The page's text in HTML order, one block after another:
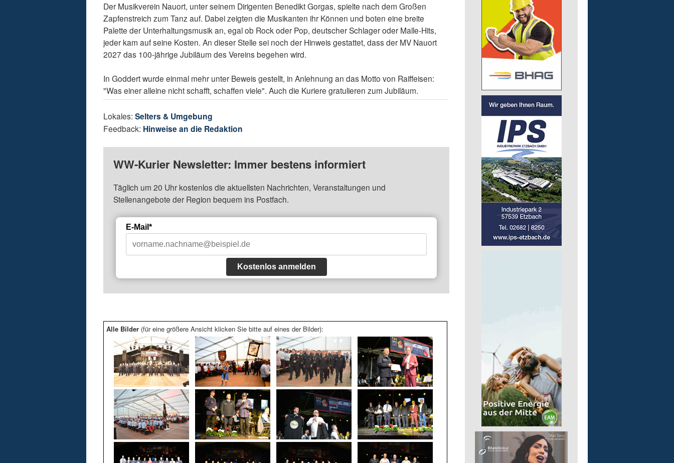
Der Musikverein Nauort, unter seinem Dirigenten Benedikt Gorgas, spielte nach dem Großen
Zapfenstreich zum Tanz auf. Dabei zeigten die Musikanten ihr Können und boten eine breite
Palette der Unterhaltungsmusik an, egal ob Rock oder Pop, deutscher Schlager oder Malle-Hits,
jeder kam auf seine Kosten. An dieser Stelle sei noch der Hinweis gestattet, dass der MV Nauort
2027 das 100-jährige Jubiläum des Vereins begehen wird.
In Goddert wurde einmal mehr unter Beweis gestellt, in Anlehnung an das Motto von Raiffeisen:
"Was einer alleine nicht schafft, schaffen viele". Auch die Kuriere gratulieren zum Jubiläum.
Lokales:Selters & Umgebung
Feedback: Hinweise an die Redaktion
WW-Kurier Newsletter: Immer bestens informiert
Täglich um 20 Uhr kostenlos die aktuellsten Nachrichten, Veranstaltungen und
Stellenangebote der Region bequem ins Postfach.
E-Mail*
Kostenlos anmelden
Alle Bilder (für eine größere Ansicht klicken Sie bitte auf eines der Bilder):